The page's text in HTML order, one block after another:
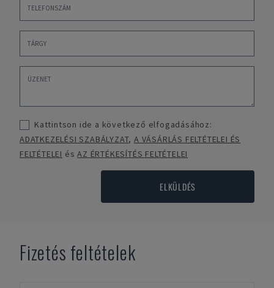
Kattintson ide a következő elfogadásához:
ADATKEZELÉSI SZABÁLYZAT,A VÁSÁRLÁS FELTÉTELEI ÉS
FELTÉTELEI ésAZ ÉRTÉKESÍTÉS FELTÉTELEI
ELKÜLDÉS
Fizetés feltételek